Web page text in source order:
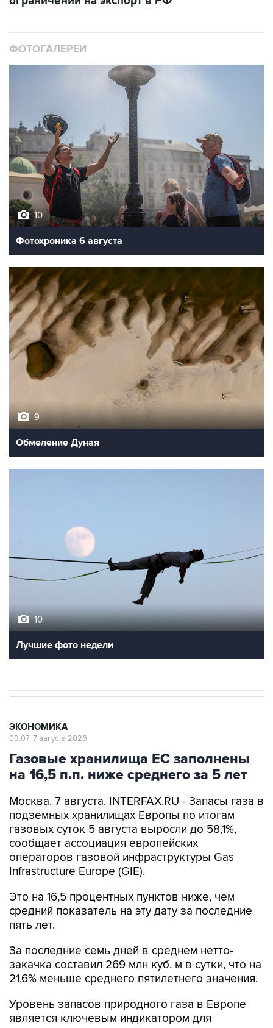
Фотохроника 6 августа
Обмеление Дуная
Лучшие фото недели
Газовые хранилища ЕС заполнены
на 16,5 п.п. ниже среднего за 5 лет
Москва. 7 августа. INTERFAX.RU - Запасы газа в
газовых суток 5 августа выросли до 58,1%,
сообщает ассоциация европейских
операторов газовой инфраструктуры Gas
Infrastructure Europe (GIE).
Это на 16,5 процентных пунктов ниже, чем
пять лет.
За последние семь дней в среднем нетто-
21,6% меньше среднего пятилетнего значения.
Уровень запасов природного газа в Европе
мирового рынка газа. Общая мощность
системы хранения ЕС составляет 109 млрд куб.